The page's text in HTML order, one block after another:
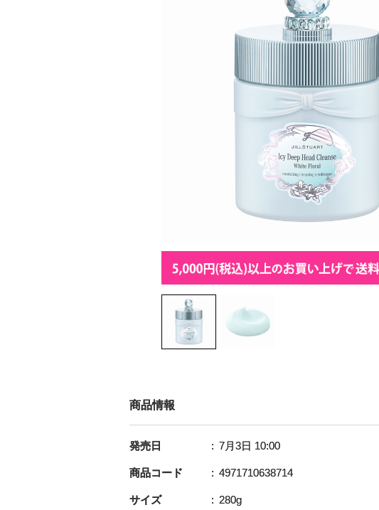
商品情報
発売日 7月3日 10:00
商品コード 4971710638714
サイズ 280g